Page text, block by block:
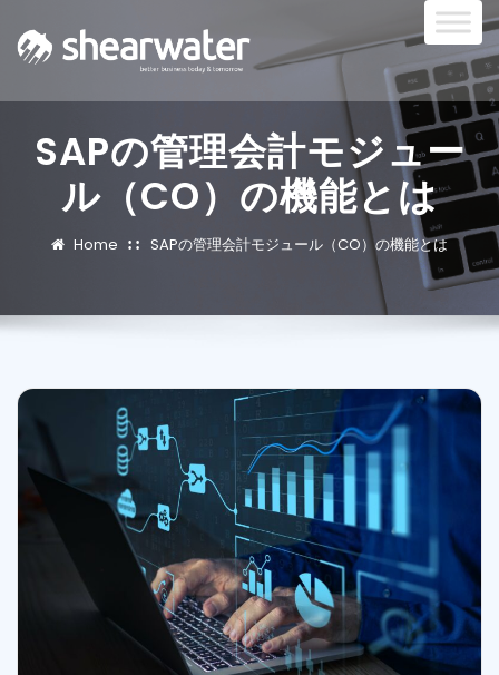
SAPの管理会計モジュー
ル（CO）の機能とは
Home SAPの管理会計モジュール（CO）の機能とは